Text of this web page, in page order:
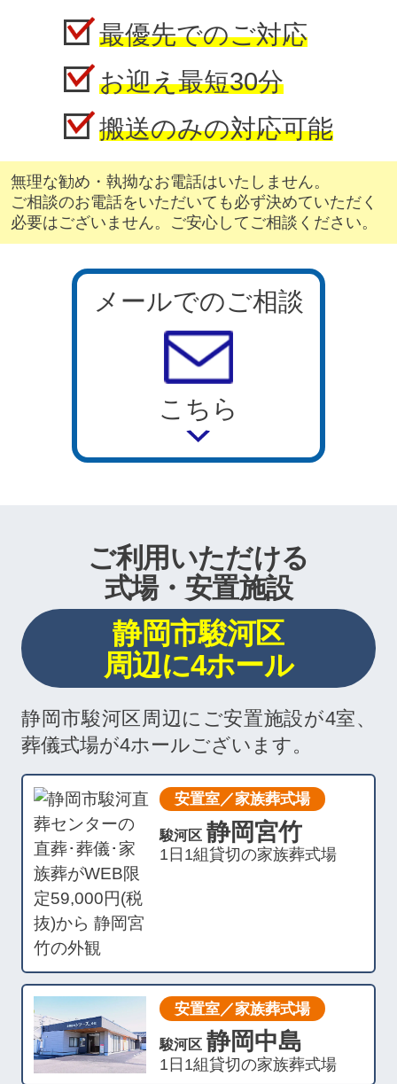
最優先でのご対応
お迎え最短30分
搬送のみの対応可能
無理な勧め・執拗なお電話はいたしません。
ご相談のお電話をいただいても必ず決めていただく
必要はございません。ご安心してご相談ください。
メールでのご相談
こちら
ご利用いただける
式場・安置施設
静岡市駿河区
周辺に4ホール
静岡市駿河区周辺にご安置施設が4室、
葬儀式場が4ホールございます。
安置室／家族葬式場
駿河区 静岡宮竹
1日1組貸切の家族葬式場
安置室／家族葬式場
駿河区 静岡中島
1日1組貸切の家族葬式場